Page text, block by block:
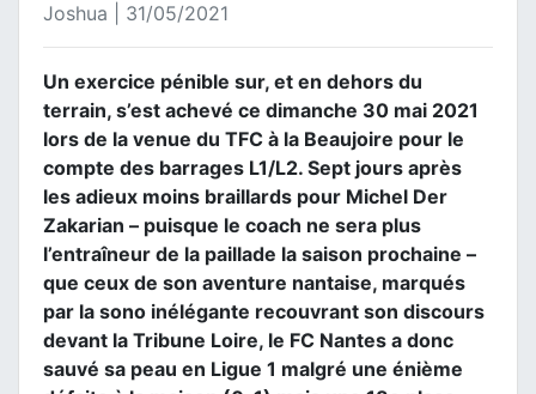
Joshua | 31/05/2021
Un exercice pénible sur, et en dehors du
terrain, s’est achevé ce dimanche 30 mai 2021
lors de la venue du TFC à la Beaujoire pour le
compte des barrages L1/L2. Sept jours après
les adieux moins braillards pour Michel Der
Zakarian – puisque le coach ne sera plus
l’entraîneur de la paillade la saison prochaine –
que ceux de son aventure nantaise, marqués
par la sono inélégante recouvrant son discours
devant la Tribune Loire, le FC Nantes a donc
sauvé sa peau en Ligue 1 malgré une énième